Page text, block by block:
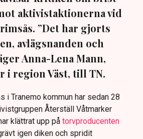
aktivistaktionerna vid
”Det har gjorts
avlägsnanden och
Anna-Lena Mann,
i region Väst, till TN.
i Tranemo kommun har sedan 28
Återställ Våtmarker
klättrat upp på torvproducenten
igen diken och spridit